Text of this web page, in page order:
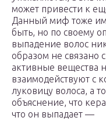
может привести к
Данный миф тоже
быть, но по своему
выпадение волос
образом не связано
активные вещества
взаимодействуют с
луковицу волоса, а то
объяснение, что
что он выпадает —